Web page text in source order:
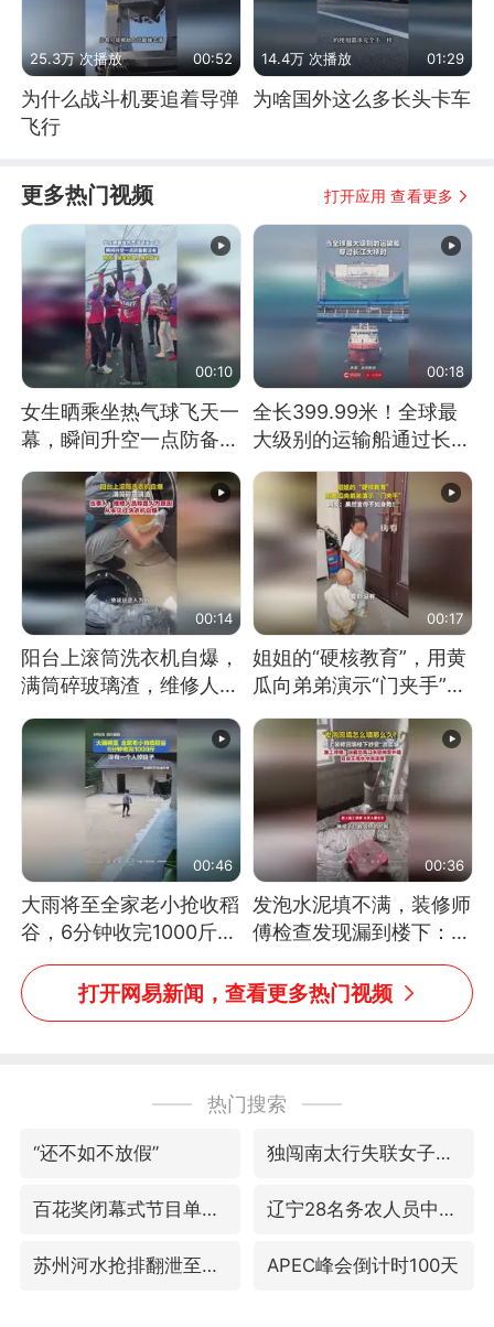
25.3万 次播放 00:52
为什么战斗机要追着导弹
飞行
14.4万 次播放 01:29
为啥国外这么多长头卡车
更多热门视频 打开应用 查看更多
00:10
女生晒乘坐热气球飞天一
幕，瞬间升空一点防备都
没有
00:18
全长399.99米！全球最
大级别的运输船通过长江
大桥这一幕，太震撼了！
00:14
阳台上滚筒洗衣机自爆，
满筒碎玻璃渣，维修人员
称是人为原因，从未见过
洗衣机自爆
00:17
姐姐的“硬核教育”，用黄
瓜向弟弟演示“门夹手”，
网友：果然言传不如身
教！
00:46
大雨将至全家老小抢收稻
谷，6分钟收完1000斤，
没有一个人掉链子
00:36
发泡水泥填不满，装修师
傅检查发现漏到楼下：出
风口未延伸到外墙
打开网易新闻，查看更多热门视频
热门搜索
“还不如不放假” 独闯南太行失联女子遗体已找到
百花奖闭幕式节目单正式揭晓 辽宁28名务农人员中暑死亡？官方辟谣
苏州河水抢排翻泄至黄浦江 APEC峰会倒计时100天